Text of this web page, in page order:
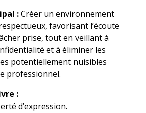
:Créer un environnement
favorisant l’écoute
prise, tout en veillant à
et à éliminer les
potentiellement nuisibles
professionnel.
:
d’expression.